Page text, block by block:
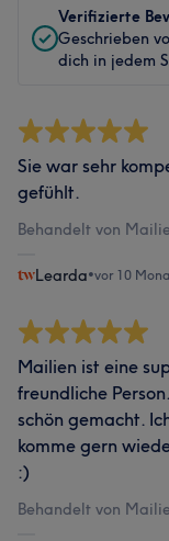
Verifizierte
Geschrieben
dich in jedem
Sie war sehr
gefühlt.
Behandelt von
Learda•vor 10
Mailien ist eine
freundliche
schön gemacht.
komme gern
:)
Behandelt von